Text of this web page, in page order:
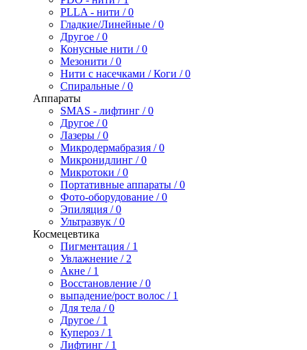
PLLA - нити / 0
Гладкие/Линейные / 0
Другое / 0
Конусные нити / 0
Мезонити / 0
Нити с насечками / Коги / 0
Спиральные / 0
Аппараты
SMAS - лифтинг / 0
Другое / 0
Лазеры / 0
Микродермабразия / 0
Микронидлинг / 0
Микротоки / 0
Портативные аппараты / 0
Фото-оборудование / 0
Эпиляция / 0
Ультразвук / 0
Космецевтика
Пигментация / 1
Увлажнение / 2
Акне / 1
Восстановление / 0
выпадение/рост волос / 1
Для тела / 0
Другое / 1
Купероз / 1
Лифтинг / 1